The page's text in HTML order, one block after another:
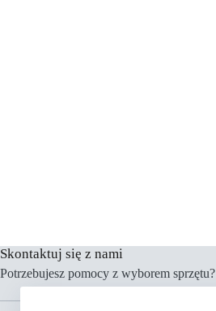
Skontaktuj się z nami
Potrzebujesz pomocy z wyborem sprzętu?